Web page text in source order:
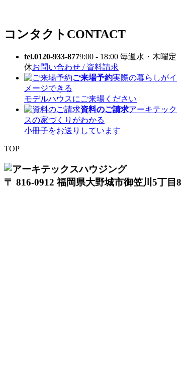
コンタクト CONTACT
tel.0120-933-8779:00 - 18:00 毎週水・木曜定
休お問い合わせ / 資料請求
ご来場予約実際の暮らしがイ
メージできる
モデルハウスにご来場ください
資料のご請求アーキテック
スの家づくりがわかる
小冊子をお送りしています
TOP
〒 816-0912 福岡県大野城市御笠川5丁目8